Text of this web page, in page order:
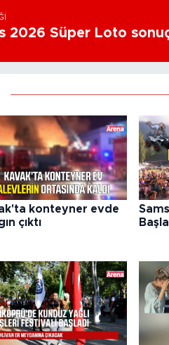
2026 Süper Loto
konteyner evde
çıktı